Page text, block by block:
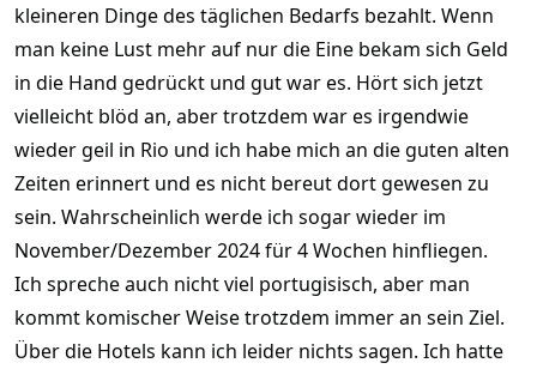
kleineren Dinge des täglichen Bedarfs bezahlt. Wenn
man keine Lust mehr auf nur die Eine bekam sich Geld
in die Hand gedrückt und gut war es. Hört sich jetzt
vielleicht blöd an, aber trotzdem war es irgendwie
wieder geil in Rio und ich habe mich an die guten alten
Zeiten erinnert und es nicht bereut dort gewesen zu
sein. Wahrscheinlich werde ich sogar wieder im
November/Dezember 2024 für 4 Wochen hinfliegen.
Ich spreche auch nicht viel portugisisch, aber man
kommt komischer Weise trotzdem immer an sein Ziel.
Über die Hotels kann ich leider nichts sagen. Ich hatte